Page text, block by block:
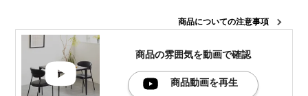
天板 / セラミック、強化ガラス 本体・脚 / スチール
2口コンセント付き
■チェア■ ■詳細■
サイズ(本体) 幅520×奥行495×高さ790mm
商品についての注意事項
商品の雰囲気を動画で確認
商品動画を再生